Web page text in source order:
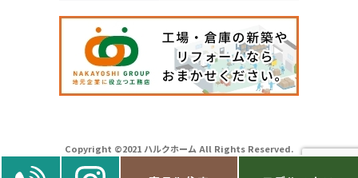
Copyright ©2021 ハルクホーム All Rights Reserved.